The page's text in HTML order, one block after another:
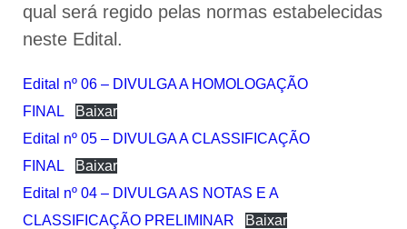
qual será regido pelas normas estabelecidas
neste Edital.
Edital nº 06 – DIVULGA A HOMOLOGAÇÃO
FINAL
Baixar
Edital nº 05 – DIVULGA A CLASSIFICAÇÃO
FINAL
Baixar
Edital nº 04 – DIVULGA AS NOTAS E A
CLASSIFICAÇÃO PRELIMINAR
Baixar